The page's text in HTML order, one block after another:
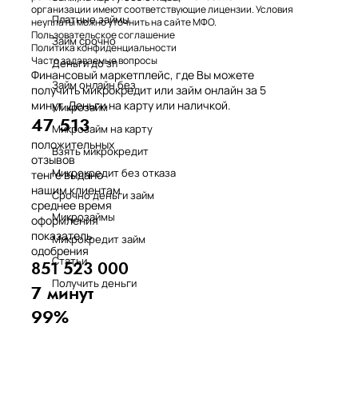
Платные займы
Займ срочно
Деньги до зп
Займ онлайн без
Микрозайм
Микрозайм на карту
Взять микрокредит
Микрокредит без отказа
Срочно деньги займ
Микрозаймы
Микрокредит займ
Статьи
Получить деньги
организации имеют соответствующие лицензии. Условия
неуплаты можно уточнить на сайте МФО.
Пользовательское соглашение
Политика конфиденциальности
Часто задаваемые вопросы
Финансовый маркетплейс, где Вы можете
получить микрокредит или займ онлайн за 5
минут. Деньги на карту или наличкой.
47 513
положительных
отзывов
тенге выдано
нашим клиентам
среднее время
оформления
показатель
одобрения
851 523 000
7 минут
99%